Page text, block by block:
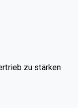
zu stärken